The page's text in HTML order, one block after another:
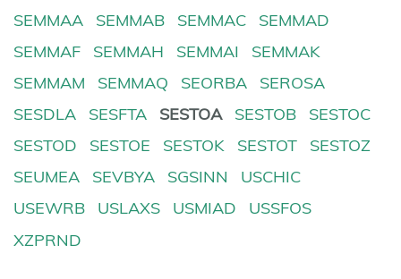
SEMMAA
SEMMAB SEMMAC
SEMMAD
SEMMAF
SEMMAH SEMMAI
SEMMAK
SEMMAM
SEMMAQ SEORBA
SEROSA
SESDLA
SESFTA SESTOA SESTOB
SESTOC
SESTOD
SESTOE SESTOK SESTOT
SESTOZ
SEUMEA
SEVBYA SGSINN
USCHIC
USEWRB
USLAXS USMIAD
USSFOS
XZPRND